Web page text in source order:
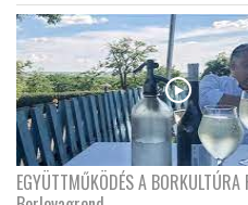
EGYÜTTMŰKÖDÉS A